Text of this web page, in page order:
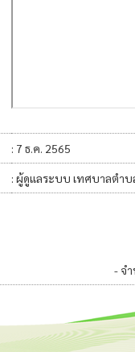
: 7 ธ.ค. 2565
: ผู้ดูแลระบบ เทศบาลตำ
- จ